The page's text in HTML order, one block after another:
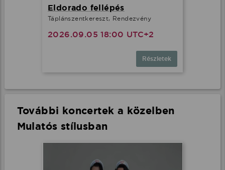
Eldorado fellépés
Táplánszentkereszt, Rendezvény
2026.09.05 18:00 UTC+2
Részletek
További koncertek a közelben
Mulatós stílusban